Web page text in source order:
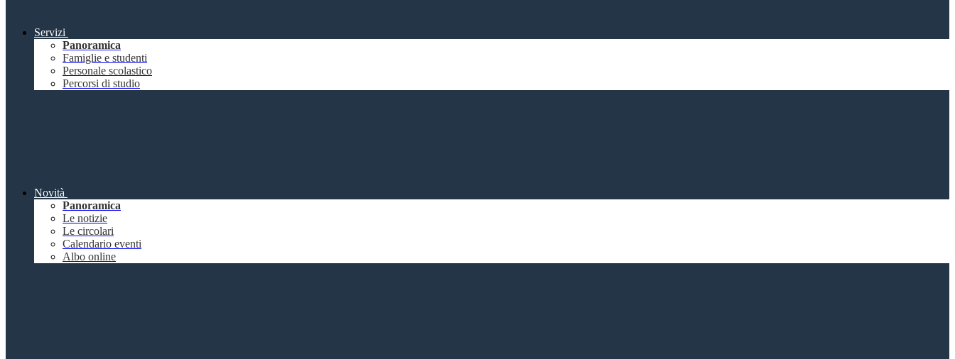
Servizi
Panoramica
Famiglie e studenti
Personale scolastico
Percorsi di studio
Novità
Panoramica
Le notizie
Le circolari
Calendario eventi
Albo online